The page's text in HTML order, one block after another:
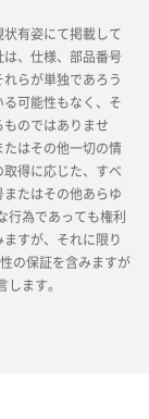
有姿にて掲載して
、仕様、部品番号
らが単独であろう
可能性もなく、そ
のではありませ
はその他一切の情
得に応じた、すべ
たはその他あらゆ
行為であっても権利
すが、それに限り
の保証を含みますが
ます。